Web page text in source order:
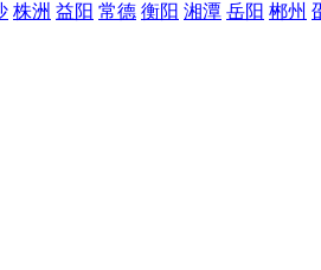
株洲 益阳 常德 衡阳 湘潭 岳阳 郴州